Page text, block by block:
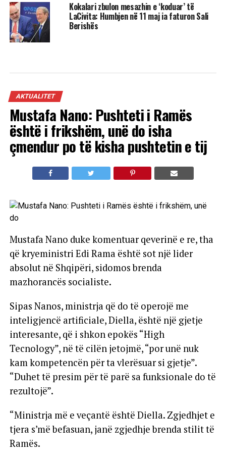
Kokalari zbulon mesazhin e ‘koduar’ të
LaCivita: Humbjen në 11 maj ia faturon Sali
Berishës
AKTUALITET
Mustafa Nano: Pushteti i Ramës
është i frikshëm, unë do isha
çmendur po të kisha pushtetin e tij
Mustafa Nano duke komentuar qeverinë e re, tha
që kryeministri Edi Rama është sot një lider
absolut në Shqipëri, sidomos brenda
mazhorancës socialiste.
Sipas Nanos, ministrja që do të operojë me
inteligjencë artificiale, Diella, është një gjetje
interesante, që i shkon epokës “High
Tecnology”, në të cilën jetojmë, “por unë nuk
kam kompetencën për ta vlerësuar si gjetje”.
“Duhet të presim për të parë sa funksionale do të
rezultojë”.
“Ministrja më e veçantë është Diella. Zgjedhjet e
tjera s’më befasuan, janë zgjedhje brenda stilit të
Ramës.